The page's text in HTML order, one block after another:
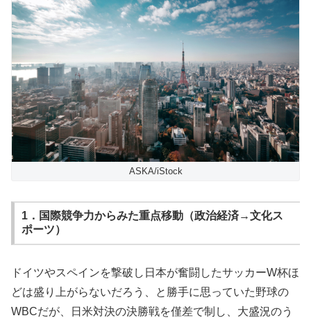
ASKA/iStock
1．国際競争力からみた重点移動（政治経済→文化ス
ポーツ）
ドイツやスペインを撃破し日本が奮闘したサッカーW杯ほ
どは盛り上がらないだろう、と勝手に思っていた野球の
WBCだが、日米対決の決勝戦を僅差で制し、大盛況のう